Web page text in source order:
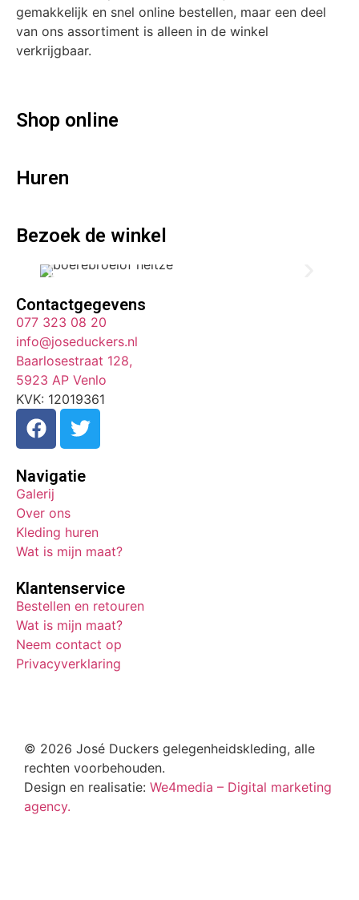
gemakkelijk en snel online bestellen, maar een deel
van ons assortiment is alleen in de winkel
verkrijgbaar.
Shop online
Huren
Bezoek de winkel
Contactgegevens
077 323 08 20
info@joseduckers.nl
Baarlosestraat 128,
5923 AP Venlo
KVK: 12019361
Navigatie
Galerij
Over ons
Kleding huren
Wat is mijn maat?
Klantenservice
Bestellen en retouren
Wat is mijn maat?
Neem contact op
Privacyverklaring
© 2026 José Duckers gelegenheidskleding, alle
rechten voorbehouden.
Design en realisatie: We4media – Digital marketing
agency.